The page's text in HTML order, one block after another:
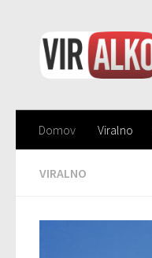
Domov Viralno
VIRALNO